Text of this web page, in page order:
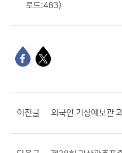
로드:483)
이전글 외국인 기상예보관